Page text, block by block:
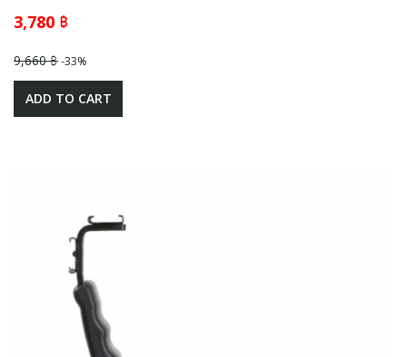
3,780 ฿
9,660 ฿-33%
ADD TO CART